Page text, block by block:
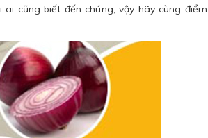
cũng biết đến chúng, vậy hãy cùng điểm